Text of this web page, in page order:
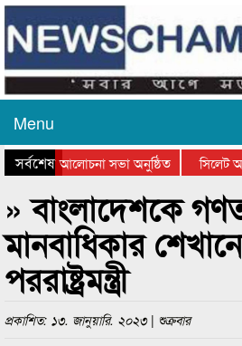
Menu
সর্বশেষ
দিবসের আলোচনা সভা অনুষ্ঠিত
সিলেট
» বাংলাদেশকে
মানবাধিকার
পররাষ্ট্রমন্ত্রী
প্রকাশিত: ১৩. জানুয়ারি. ২০২৩ | শুক্রবার